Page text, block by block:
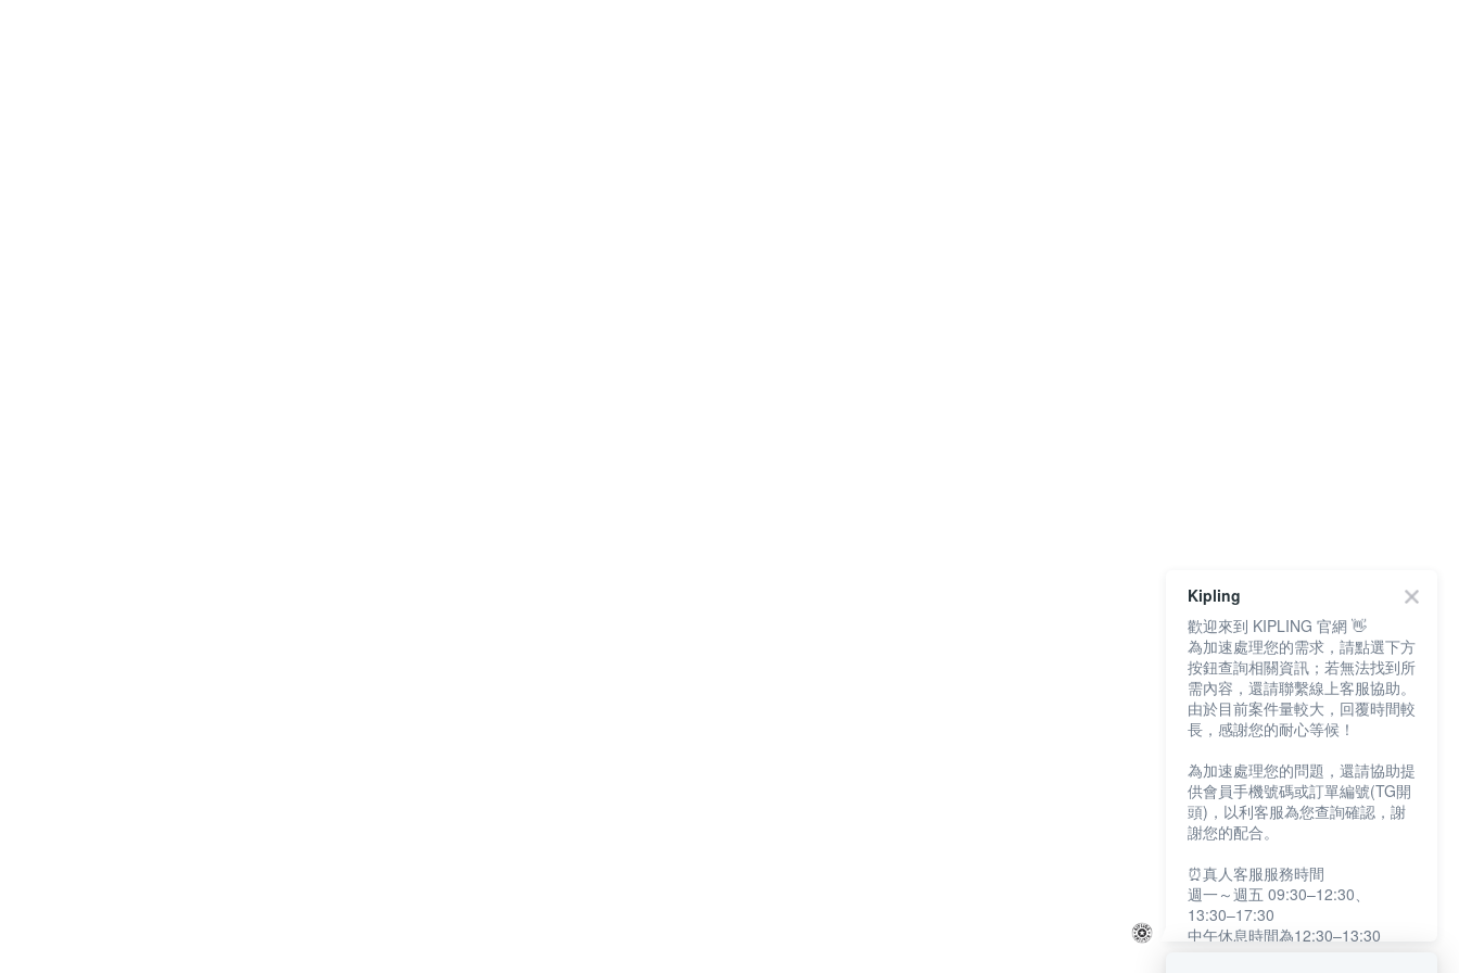
Kipling
歡迎來到 KIPLING 官網 👋
為加速處理您的需求，請點選下方
按鈕查詢相關資訊；若無法找到所
需內容，還請聯繫線上客服協助。
由於目前案件量較大，回覆時間較
長，感謝您的耐心等候！
為加速處理您的問題，還請協助提
供會員手機號碼或訂單編號(TG開
頭)，以利客服為您查詢確認，謝
謝您的配合。
⏰真人客服服務時間
週一～週五 09:30–12:30、
13:30–17:30
中午休息時間為12:30–13:30